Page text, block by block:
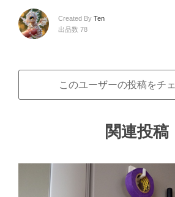
Created By Ten
出品数 78
このユーザーの投稿をチ
関連投稿